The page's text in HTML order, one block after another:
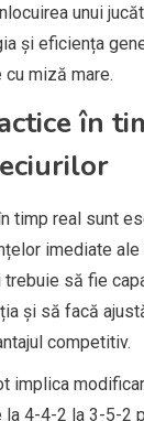
unui
și eficiența
miză mare.
în
timp real sunt
imediate ale
trebuie să fie
și să facă
competitiv.
implica
la 4-4-2 la 3-5-2